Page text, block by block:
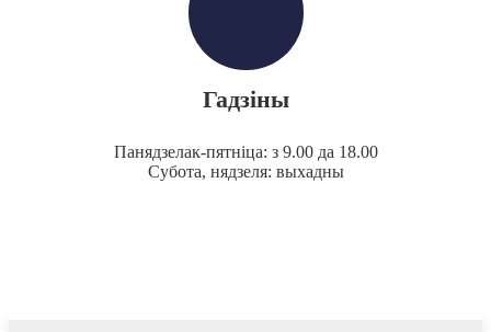
Гадзіны
Панядзелак-пятніца: з 9.00 да 18.00
Субота, нядзеля: выхадны